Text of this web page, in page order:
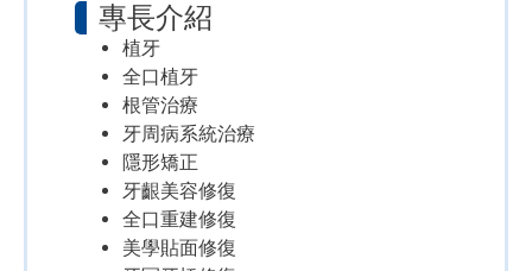
專長介紹
植牙
全口植牙
根管治療
牙周病系統治療
隱形矯正
牙齦美容修復
全口重建修復
美學貼面修復